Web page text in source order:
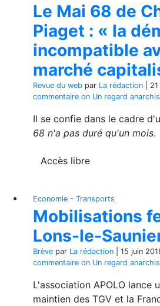
Le Mai 68 de
Piaget : « la
incompatible
marché
Revue du web par La rédaction
commentaire on Un regard
Il se confie dans le cadre
68 n'a pas duré qu'un mois.
Accès libre
Economie - Transports
Mobilisations
Lons-le-
Brève par La rédaction 15 juin
commentaire on Un regard
L'association APOLO lance
maintien des TGV et la